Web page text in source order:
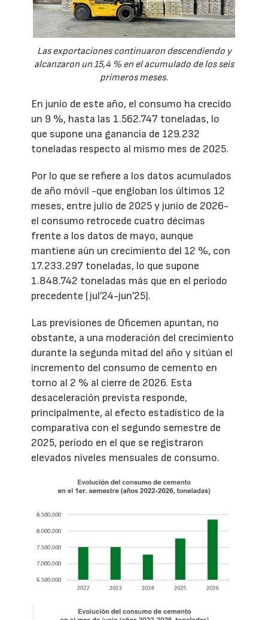
Las exportaciones continuaron descendiendo y
alcanzaron un 15,4 % en el acumulado de los seis
primeros meses.
En junio de este año, el consumo ha crecido
un 9 %, hasta las 1.562.747 toneladas, lo
que supone una ganancia de 129.232
toneladas respecto al mismo mes de 2025.
Por lo que se refiere a los datos acumulados
de año móvil -que engloban los últimos 12
meses, entre julio de 2025 y junio de 2026-
el consumo retrocede cuatro décimas
frente a los datos de mayo, aunque
mantiene aún un crecimiento del 12 %, con
17.233.297 toneladas, lo que supone
1.848.742 toneladas más que en el período
precedente (jul’24-jun’25).
Las previsiones de Oficemen apuntan, no
obstante, a una moderación del crecimiento
durante la segunda mitad del año y sitúan el
incremento del consumo de cemento en
torno al 2 % al cierre de 2026. Esta
desaceleración prevista responde,
principalmente, al efecto estadístico de la
comparativa con el segundo semestre de
2025, período en el que se registraron
elevados niveles mensuales de consumo.